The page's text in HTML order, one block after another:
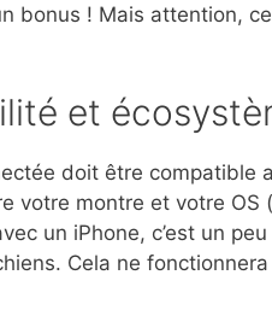
bonus ! Mais attention,
et
doit être compatible
votre montre et votre OS
un iPhone, c’est un
Cela ne fonctionnera